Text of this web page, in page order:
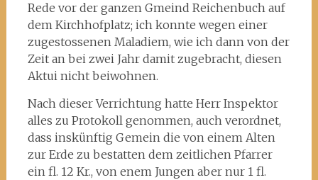
Rede vor der ganzen Gmeind Reichenbuch auf
dem Kirchhofplatz; ich konnte wegen einer
zugestossenen Maladiem, wie ich dann von der
Zeit an bei zwei Jahr damit zugebracht, diesen
Aktui nicht beiwohnen.
Nach dieser Verrichtung hatte Herr Inspektor
alles zu Protokoll genommen, auch verordnet,
dass inskünftig Gemein die von einem Alten
zur Erde zu bestatten dem zeitlichen Pfarrer
ein fl. 12 Kr., von enem Jungen aber nur 1 fl.